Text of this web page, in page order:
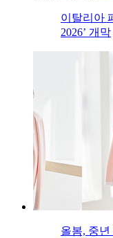
이탈리아
2026’ 개막
올봄, 중